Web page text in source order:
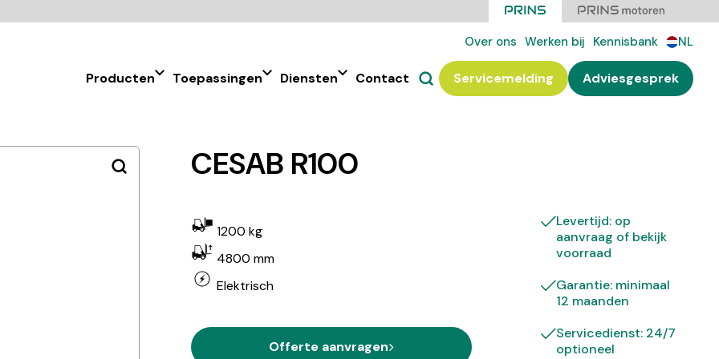
Over ons Werken bij Kennisbank NL
Producten Toepassingen Diensten Contact Servicemelding Adviesgesprek
CESAB R100
1200 kg
4800 mm
Elektrisch
Offerte aanvragen
Levertijd: op
aanvraag of bekijk
voorraad
Garantie: minimaal
12 maanden
Servicedienst: 24/7
optioneel